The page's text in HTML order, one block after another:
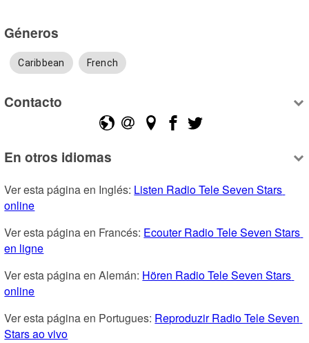
Géneros
Caribbean French
Contacto
En otros idiomas
Ver esta página en Inglés: Listen Radio Tele Seven Stars
online
Ver esta página en Francés: Ecouter Radio Tele Seven Stars
en ligne
Ver esta página en Alemán: Hören Radio Tele Seven Stars
online
Ver esta página en Portugues: Reproduzir Radio Tele Seven
Stars ao vivo